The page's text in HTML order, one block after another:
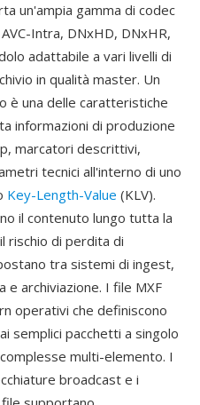
un'ampia gamma di codec
Intra, DNxHD, DNxHR,
adattabile a vari livelli di
in qualità master. Un
è una delle caratteristiche
informazioni di produzione
marcatori descrittivi,
tecnici all'interno di uno
Key-Length-Value (KLV).
il contenuto lungo tutta la
rischio di perdita di
tra sistemi di ingest,
e archiviazione. I file MXF
operativi che definiscono
semplici pacchetti a singolo
multi-elemento. I
broadcast e i